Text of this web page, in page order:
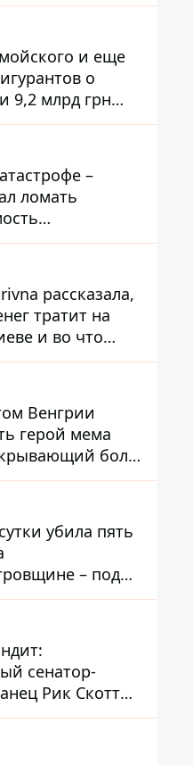
и еще
о
9,2 млрд грн
направили в
–
ломать
Центробанка,
базовую
рассказала,
тратит на
и во что
миллионы
Венгрии
герой мема
боль
народное
убила пять
– под
пять
сенатор-
Рик Скотт
привлечь
за